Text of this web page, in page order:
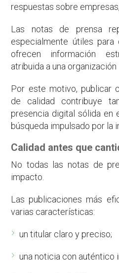
respuestas sobre
Las notas de prensa
especialmente útiles
ofrecen información
atribuida a una
Por este motivo, publicar
de calidad contribuye
presencia digital sólida en
búsqueda impulsado por la
Calidad antes que
No todas las notas de
impacto.
Las publicaciones más
varias características:
un titular claro y preciso;
una noticia con auténtico